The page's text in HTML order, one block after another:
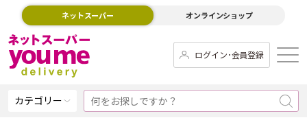
ネットスーパー オンラインショップ
ログイン･会員登録
カテゴリー